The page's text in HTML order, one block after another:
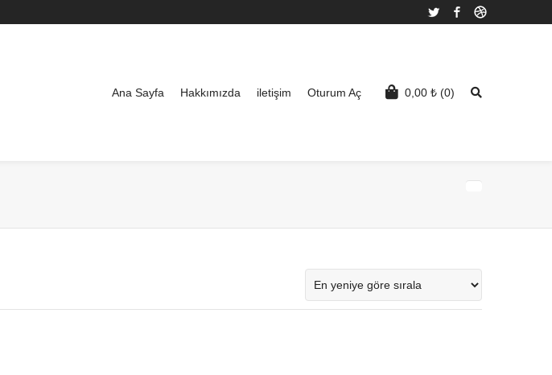
Twitter Facebook
0,00 ₺ (0)
Ana Sayfa Hakkımızda iletişim Oturum Aç